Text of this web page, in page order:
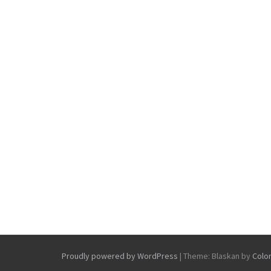
Proudly powered by WordPress | Theme: Blaskan by